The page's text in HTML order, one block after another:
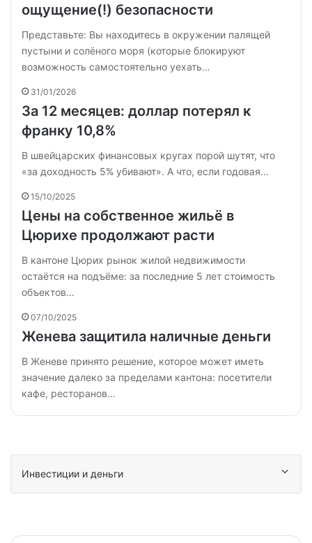
ощущение(!) безопасности
Представьте: Вы находитесь в окружении палящей
пустыни и солёного моря (которые блокируют
возможность самостоятельно уехать…
31/01/2026
За 12 месяцев: доллар потерял к
франку 10,8%
В швейцарских финансовых кругах порой шутят, что
«за доходность 5% убивают». А что, если годовая…
15/10/2025
Цены на собственное жильё в
Цюрихе продолжают расти
В кантоне Цюрих рынок жилой недвижимости
остаётся на подъёме: за последние 5 лет стоимость
объектов…
07/10/2025
Женева защитила наличные деньги
В Женеве принято решение, которое может иметь
значение далеко за пределами кантона: посетители
кафе, ресторанов…
Инвестиции и деньги